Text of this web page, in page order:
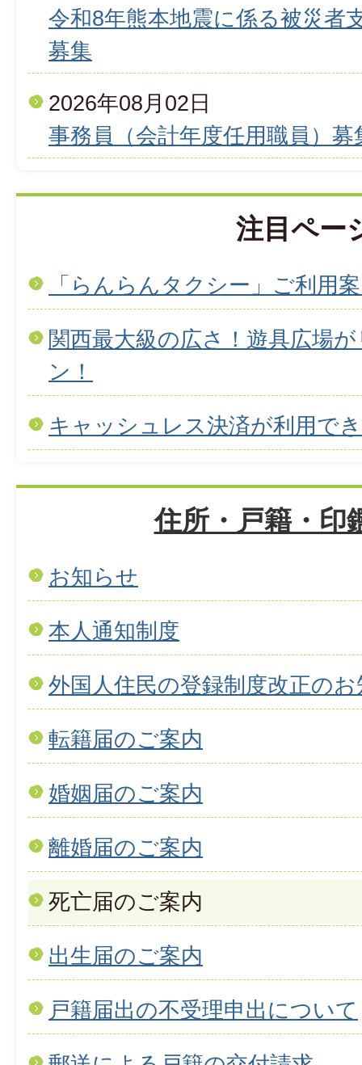
令和8年熊本地震に係る被災者
募集
2026年08月02日
事務員（会計年度任用職員）募
注目ペー
「らんらんタクシー」ご利用
関西最大級の広さ！遊具広場
ン！
キャッシュレス決済が利用で
住所・戸籍・印
お知らせ
本人通知制度
外国人住民の登録制度改正の
転籍届のご案内
婚姻届のご案内
離婚届のご案内
死亡届のご案内
出生届のご案内
戸籍届出の不受理申出について